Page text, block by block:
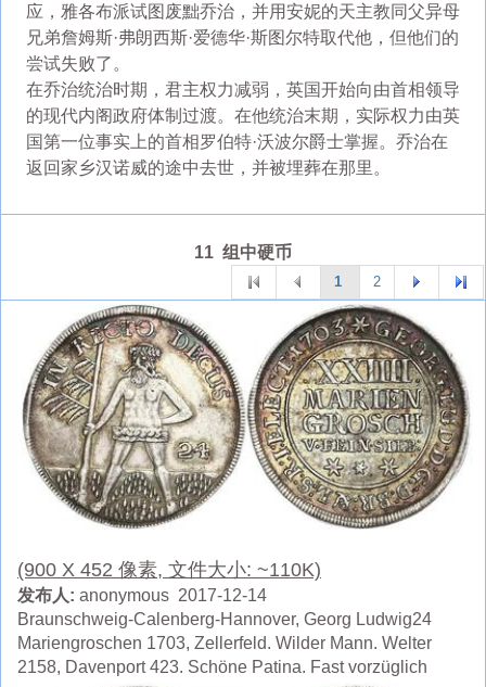
应，雅各布派试图废黜乔治，并用安妮的天主教同父异母
兄弟詹姆斯·弗朗西斯·爱德华·斯图尔特取代他，但他们的
尝试失败了。
在乔治统治时期，君主权力减弱，英国开始向由首相领导
的现代内阁政府体制过渡。在他统治末期，实际权力由英
国第一位事实上的首相罗伯特·沃波尔爵士掌握。乔治在
返回家乡汉诺威的途中去世，并被埋葬在那里。
11 组中硬币
1 2
(900 X 452 像素, 文件大小: ~110K)
发布人: anonymous 2017-12-14
Braunschweig-Calenberg-Hannover, Georg Ludwig24
Mariengroschen 1703, Zellerfeld. Wilder Mann. Welter
2158, Davenport 423. Schöne Patina. Fast vorzüglich